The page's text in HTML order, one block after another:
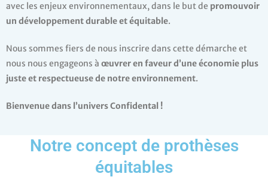
avec les enjeux environnementaux, dans le but de promouvoir
un développement durable et équitable.
Nous sommes fiers de nous inscrire dans cette démarche et
nous nous engageons à œuvrer en faveur d’une économie plus
juste et respectueuse de notre environnement.
Bienvenue dans l’univers Confidental !
Notre concept de prothèses
équitables